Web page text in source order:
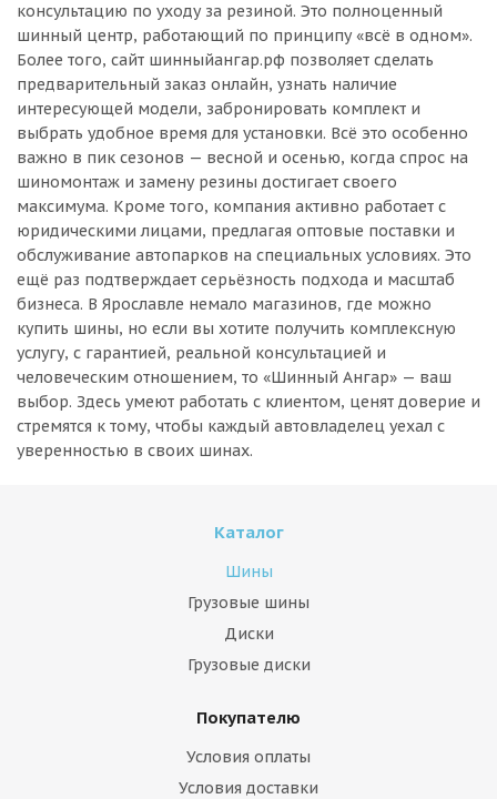
консультацию по уходу за резиной. Это полноценный
шинный центр, работающий по принципу «всё в одном».
Более того, сайт шинныйангар.рф позволяет сделать
предварительный заказ онлайн, узнать наличие
интересующей модели, забронировать комплект и
выбрать удобное время для установки. Всё это особенно
важно в пик сезонов — весной и осенью, когда спрос на
шиномонтаж и замену резины достигает своего
максимума. Кроме того, компания активно работает с
юридическими лицами, предлагая оптовые поставки и
обслуживание автопарков на специальных условиях. Это
ещё раз подтверждает серьёзность подхода и масштаб
бизнеса. В Ярославле немало магазинов, где можно
купить шины, но если вы хотите получить комплексную
услугу, с гарантией, реальной консультацией и
человеческим отношением, то «Шинный Ангар» — ваш
выбор. Здесь умеют работать с клиентом, ценят доверие и
стремятся к тому, чтобы каждый автовладелец уехал с
уверенностью в своих шинах.
Каталог
Шины
Грузовые шины
Диски
Грузовые диски
Покупателю
Условия оплаты
Условия доставки